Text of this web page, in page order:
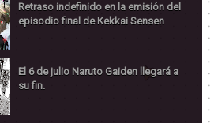
Retraso indefinido en la emisión del
episodio final de Kekkai Sensen
El 6 de julio Naruto Gaiden llegará a
su fin.